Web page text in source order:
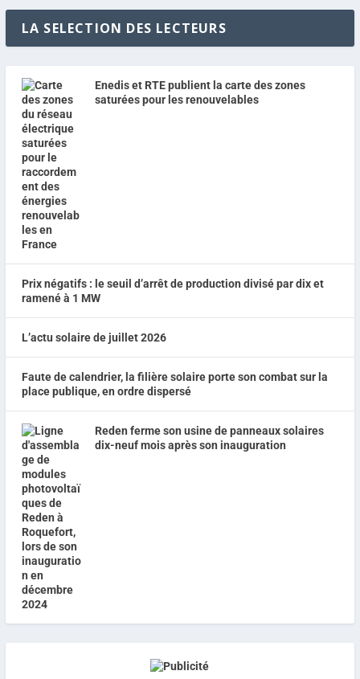
LA SELECTION DES LECTEURS
Enedis et RTE publient la carte des zones
saturées pour les renouvelables
Prix négatifs : le seuil d’arrêt de production divisé par dix et
ramené à 1 MW
L’actu solaire de juillet 2026
Faute de calendrier, la filière solaire porte son combat sur la
place publique, en ordre dispersé
Reden ferme son usine de panneaux solaires
dix-neuf mois après son inauguration